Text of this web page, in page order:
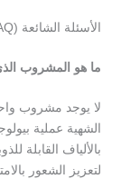
الأسئلة الشائعة (FAQ)
ما هو المشروب
لا يوجد مشروب
الشهية عملية
بالألياف القابلة
لتعزيز الشعور